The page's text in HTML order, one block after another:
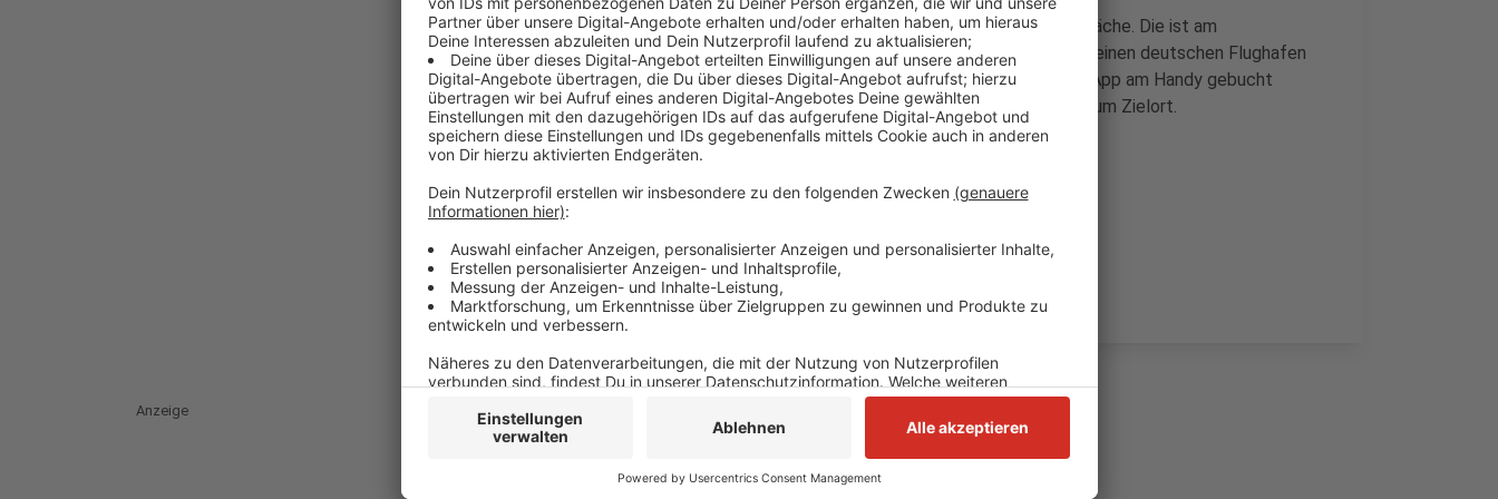
Am Flughafen gibt es dafür jetzt eine extra eingerichtete Abholfläche. Die ist am
Terminalausgang B. Dieser sogenannte "Ride-App-Pickup" sei für einen deutschen Flughafen
einmalig, so der Airport in Düsseldorf. „Uber“-Fahrten können per App am Handy gebucht
werden. Dort sieht man dann auch schon den Preis für die Fahrt zum Zielort.
Anzeige
Anzeige